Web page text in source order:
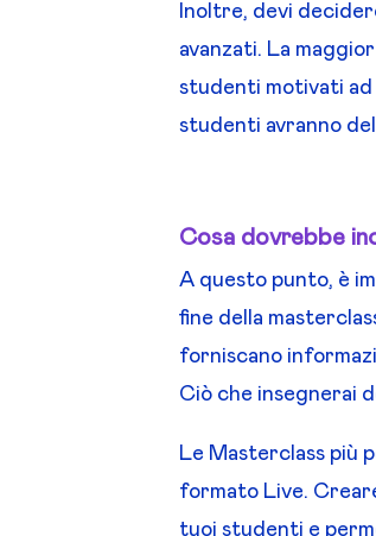
Inoltre, devi
avanzati. La
studenti motivati ad
studenti avranno
Cosa dovrebbe
A questo punto, è
fine della
forniscano
Ciò che insegnerai
Le Masterclass più
formato Live.
tuoi studenti e